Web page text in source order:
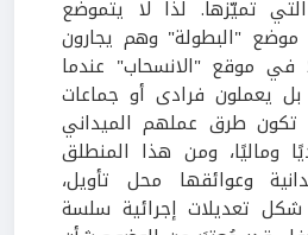
تميّزها. لذا لا يتموضع
موضع "البطولة" وهم يجارون
في موقع "الانسحاب" عندما
بل يعملون فرادى أو جماعات
طرق عملهم الميداني
وماليًا، ومن هذا المنطلق
وعوائقها محل تأويل،
تعديلات إجرائية سلسة